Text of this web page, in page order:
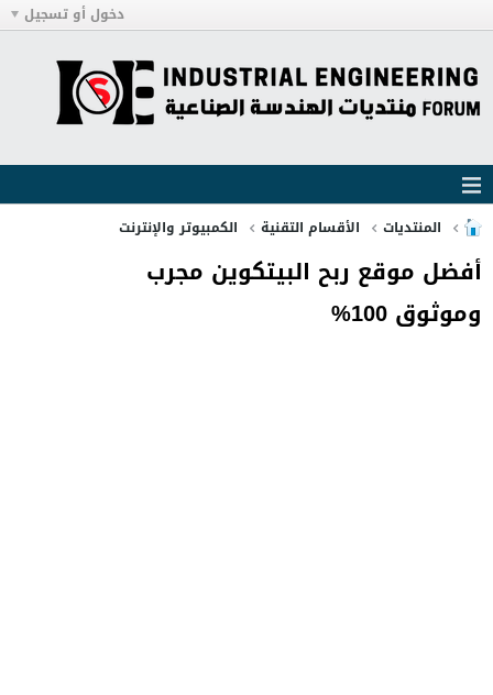
دخول أو تسجيل
المنتديات الأقسام التقنية الكمبيوتر والإنترنت
أفضل موقع ربح البيتكوين مجرب
وموثوق 100%